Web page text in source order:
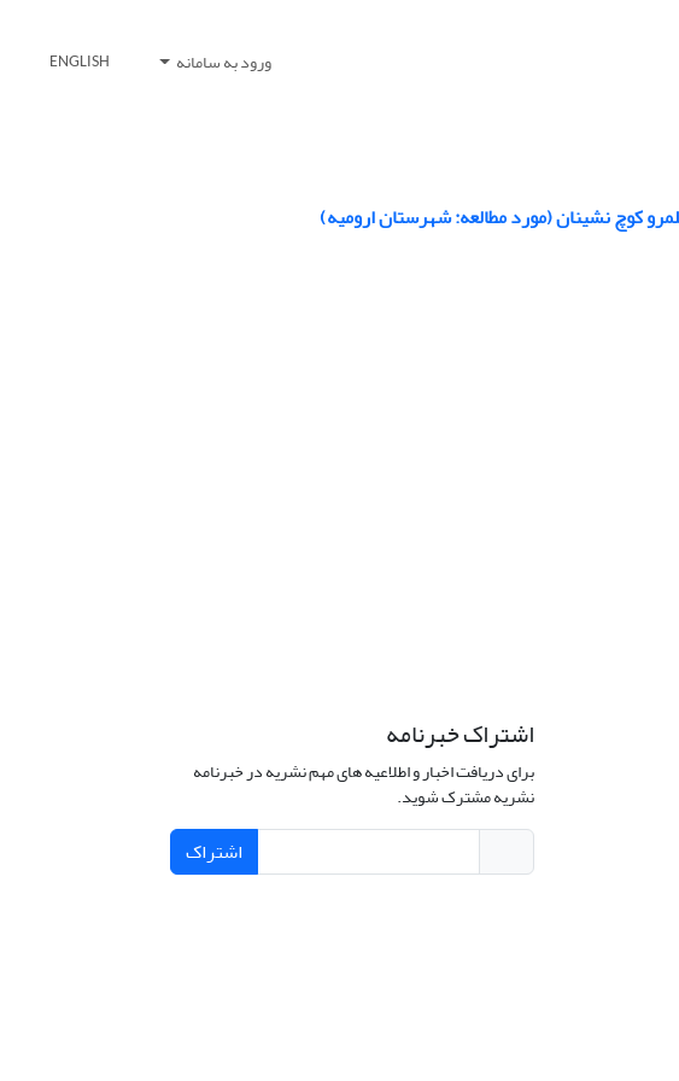
ورود به سامانه ENGLISH
کوچ نشینان (مورد مطالعه: شهرستان ارومیه)
اشتراک خبرنامه
برای دریافت اخبار و اطلاعیه های مهم نشریه در خبرنامه
نشریه مشترک شوید.
اشتراک